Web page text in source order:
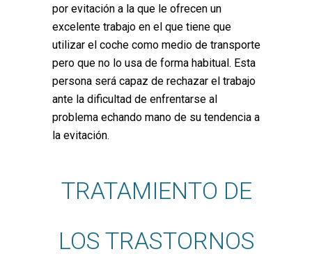
por evitación a la que le ofrecen un
excelente trabajo en el que tiene que
utilizar el coche como medio de transporte
pero que no lo usa de forma habitual. Esta
persona será capaz de rechazar el trabajo
ante la dificultad de enfrentarse al
problema echando mano de su tendencia a
la evitación.
TRATAMIENTO DE
LOS TRASTORNOS